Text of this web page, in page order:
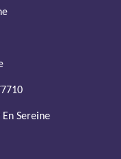
Sereine